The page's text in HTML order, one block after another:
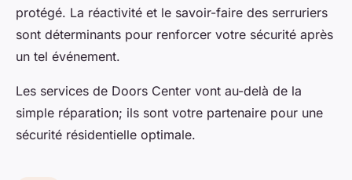
protégé. La réactivité et le savoir-faire des serruriers
sont déterminants pour renforcer votre sécurité après
un tel événement.
Les services de Doors Center vont au-delà de la
simple réparation; ils sont votre partenaire pour une
sécurité résidentielle optimale.